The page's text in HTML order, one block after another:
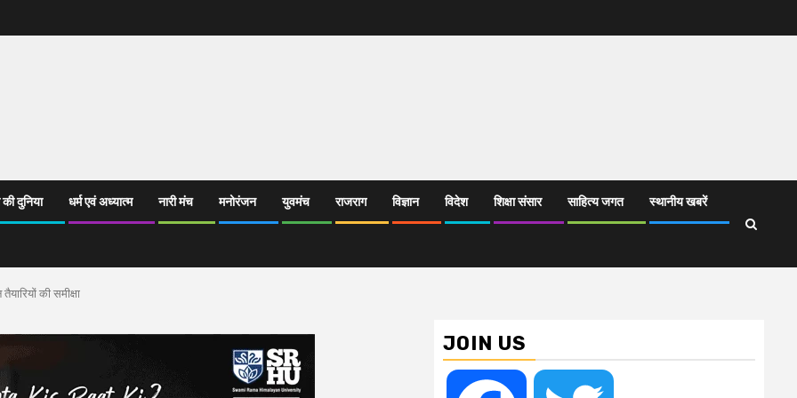
दुनिया धर्म एवं अध्यात्म नारी मंच मनोरंजन युवमंच राजराग विज्ञान विदेश शिक्षा संसार साहित्य जगत स्थानीय खबरें
की समीक्षा
JOIN US